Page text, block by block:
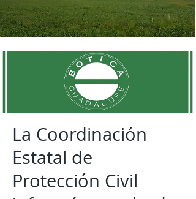
La Coordinación
Estatal de
Protección Civil